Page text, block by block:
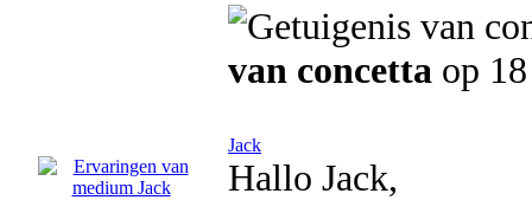
van concetta op
Jack
Hallo Jack,